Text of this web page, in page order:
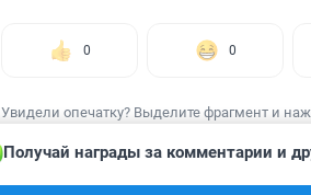
0 0
Увидели опечатку? Выделите фрагмент и
Получай награды за комментарии и